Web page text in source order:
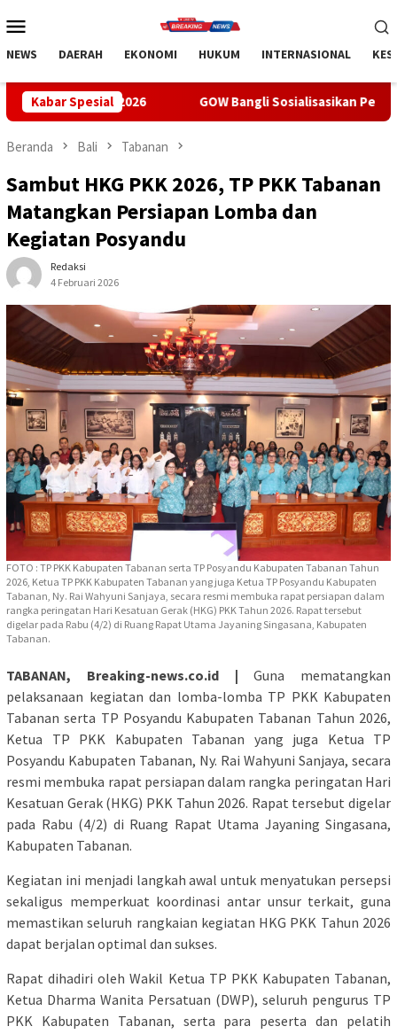
ke
Mobile
NEWS DAERAH EKONOMI HUKUM INTERNASIONAL
Kabar Spesial
GOW Bangli Sosialisasikan Pencegahan Bullying di
Beranda Bali Tabanan
Sambut HKG PKK 2026, TP PKK Tabanan
Matangkan Persiapan Lomba dan
Kegiatan Posyandu
Redaksi
4 Februari 2026
FOTO : TP PKK Kabupaten Tabanan serta TP Posyandu Kabupaten Tabanan Tahun
2026, Ketua TP PKK Kabupaten Tabanan yang juga Ketua TP Posyandu Kabupaten
Tabanan, Ny. Rai Wahyuni Sanjaya, secara resmi membuka rapat persiapan dalam
rangka peringatan Hari Kesatuan Gerak (HKG) PKK Tahun 2026. Rapat tersebut
digelar pada Rabu (4/2) di Ruang Rapat Utama Jayaning Singasana, Kabupaten
Tabanan.
TABANAN, Breaking-news.co.id | Guna mematangkan
pelaksanaan kegiatan dan lomba-lomba TP PKK Kabupaten
Tabanan serta TP Posyandu Kabupaten Tabanan Tahun 2026,
Ketua TP PKK Kabupaten Tabanan yang juga Ketua TP
Posyandu Kabupaten Tabanan, Ny. Rai Wahyuni Sanjaya, secara
resmi membuka rapat persiapan dalam rangka peringatan Hari
Kesatuan Gerak (HKG) PKK Tahun 2026. Rapat tersebut digelar
pada Rabu (4/2) di Ruang Rapat Utama Jayaning Singasana,
Kabupaten Tabanan.
Kegiatan ini menjadi langkah awal untuk menyatukan persepsi
sekaligus memperkuat koordinasi antar unsur terkait, guna
memastikan seluruh rangkaian kegiatan HKG PKK Tahun 2026
dapat berjalan optimal dan sukses.
Rapat dihadiri oleh Wakil Ketua TP PKK Kabupaten Tabanan,
Ketua Dharma Wanita Persatuan (DWP), seluruh pengurus TP
PKK Kabupaten Tabanan, serta para peserta dan pelatih